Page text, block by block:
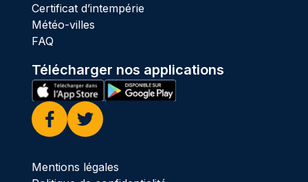
Certificat d’intempérie
Météo-villes
FAQ
Télécharger nos applications
Facebook
Twitter
Mentions légales